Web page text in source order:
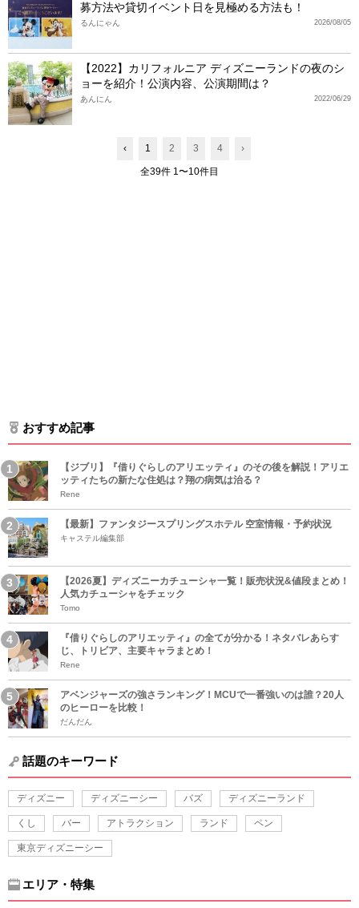
募方法や貸切イベント日を見極める方法も！
2026/08/05
るんにゃん
【2022】カリフォルニア ディズニーランドの夜のシ
ョーを紹介！公演内容、公演期間は？
2022/06/29
あんにん
‹ 1 2 3 4 ›
全39件 1〜10件目
おすすめ記事
【ジブリ】『借りぐらしのアリエッティ』のその後を解説！アリエ
ッティたちの新たな住処は？翔の病気は治る？
Rene
【最新】ファンタジースプリングスホテル 空室情報・予約状況
キャステル編集部
【2026夏】ディズニーカチューシャ一覧！販売状況&値段まとめ！
人気カチューシャをチェック
Tomo
『借りぐらしのアリエッティ』の全てが分かる！ネタバレあらす
じ、トリビア、主要キャラまとめ！
Rene
アベンジャーズの強さランキング！MCUで一番強いのは誰？20人
のヒーローを比較！
だんだん
話題のキーワード
ディズニー ディズニーシー バズ ディズニーランド
くし バー アトラクション ランド ペン
東京ディズニーシー
エリア・特集